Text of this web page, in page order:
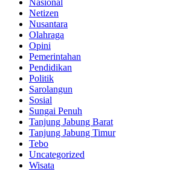
Netizen
Nusantara
Olahraga
Opini
Pemerintahan
Pendidikan
Politik
Sarolangun
Sosial
Sungai Penuh
Tanjung Jabung Barat
Tanjung Jabung Timur
Tebo
Uncategorized
Wisata